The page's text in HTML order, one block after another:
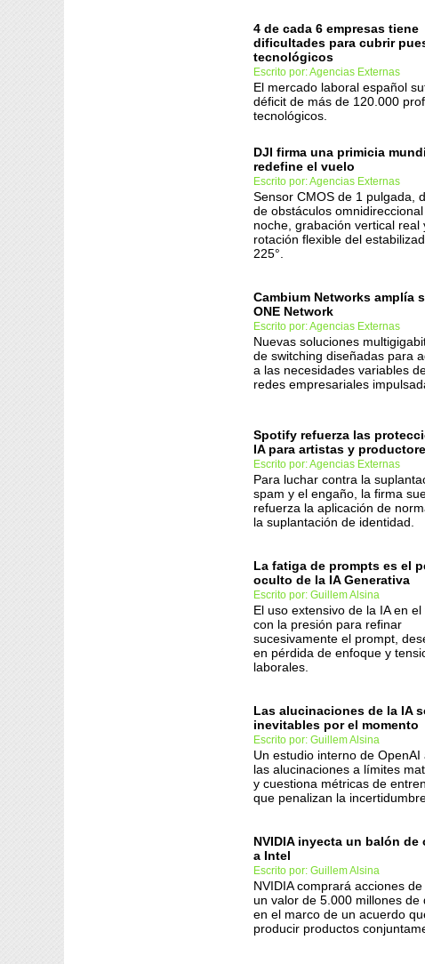
4 de cada 6 empresas tiene
dificultades para cubrir
tecnológicos
Escrito por: Agencias Externas
El mercado laboral español
déficit de más de 120.000
tecnológicos.
DJI firma una primicia
redefine el vuelo
Escrito por: Agencias Externas
Sensor CMOS de 1 pulgada,
de obstáculos
noche, grabación vertical real
rotación flexible del
225°.
Cambium Networks amplía
ONE Network
Escrito por: Agencias Externas
Nuevas soluciones
de switching diseñadas para
a las necesidades variables
redes empresariales
Spotify refuerza las
IA para artistas y
Escrito por: Agencias Externas
Para luchar contra la
spam y el engaño, la firma
refuerza la aplicación de
la suplantación de identidad.
La fatiga de prompts es el
oculto de la IA Generativa
Escrito por: Guillem Alsina
El uso extensivo de la IA en el
con la presión para refinar
sucesivamente el prompt,
en pérdida de enfoque y
laborales.
Las alucinaciones de la IA
inevitables por el momento
Escrito por: Guillem Alsina
Un estudio interno de OpenAI
las alucinaciones a límites
y cuestiona métricas de
que penalizan la
NVIDIA inyecta un balón de
a Intel
Escrito por: Guillem Alsina
NVIDIA comprará acciones
un valor de 5.000 millones de
en el marco de un acuerdo
producir productos